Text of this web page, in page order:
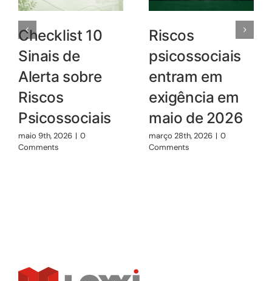
Checklist 10
Sinais de
Alerta sobre
Riscos
Psicossociais
maio 9th, 2026 | 0
Comments
Riscos
psicossociais
entram em
exigência em
maio de 2026
março 28th, 2026 | 0
Comments